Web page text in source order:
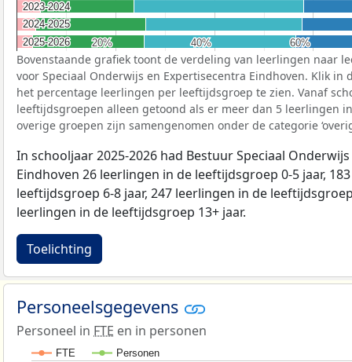
20%
20% 40%
40% 60%
60%
2023-2024
2023-2024
2024-2025
2024-2025
2025-2026
2025-2026
Bovenstaande grafiek toont de verdeling van leerlingen naar
voor Speciaal Onderwijs en Expertisecentra Eindhoven. Klik in
het percentage leerlingen per leeftijdsgroep te zien. Vanaf
leeftijdsgroepen alleen getoond als er meer dan 5 leerlingen
overige groepen zijn samengenomen onder de categorie
In schooljaar 2025-2026 had Bestuur Speciaal
Eindhoven 26 leerlingen in de leeftijdsgroep 0-5 jaar,
leeftijdsgroep 6-8 jaar, 247 leerlingen in de
leerlingen in de leeftijdsgroep 13+ jaar.
Toelichting
Personeelsgegevens
Personeel in FTE en in personen
FTE Personen